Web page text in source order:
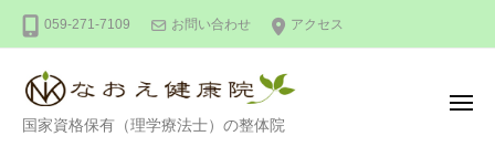
ン
059-271-7109 お問い合わせ アクセス
整
国家資格保有（理学療法士）の整体院
メ
体
な
お
え
健